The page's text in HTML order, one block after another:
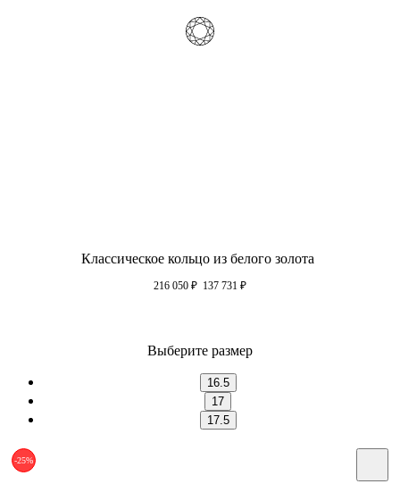
Классическое кольцо из белого золота
216 050 ₽ 137 731 ₽
Выберите размер
16.5
17
17.5
-25%